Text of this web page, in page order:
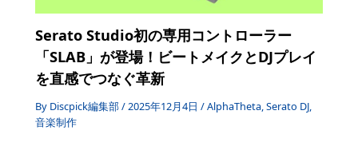
Serato Studio初の専用コントローラー
「SLAB」が登場！ビートメイクとDJプレイ
を直感でつなぐ革新
By Discpick編集部/2025年12月4日/AlphaTheta,Serato DJ,
音楽制作